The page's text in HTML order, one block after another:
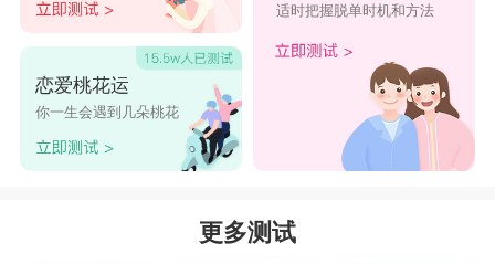
恋爱桃花运
你一生会遇到几朵桃花
适时把握脱单时机和方法
更多测试